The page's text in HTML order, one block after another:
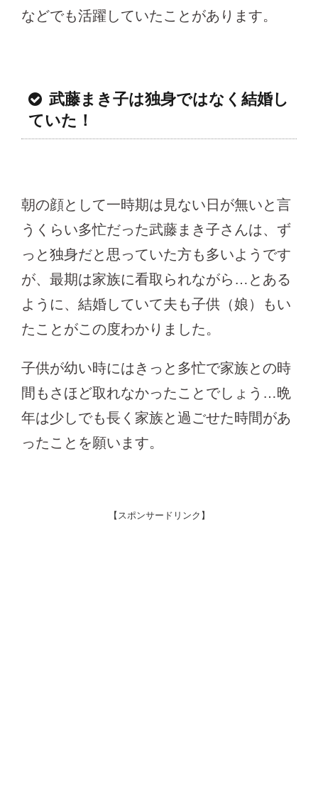
などでも活躍していたことがあります。
武藤まき子は独身ではなく結婚し
ていた！
朝の顔として一時期は見ない日が無いと言
うくらい多忙だった武藤まき子さんは、ず
っと独身だと思っていた方も多いようです
が、最期は家族に看取られながら…とある
ように、結婚していて夫も子供（娘）もい
たことがこの度わかりました。
子供が幼い時にはきっと多忙で家族との時
間もさほど取れなかったことでしょう…晩
年は少しでも長く家族と過ごせた時間があ
ったことを願います。
【スポンサードリンク】